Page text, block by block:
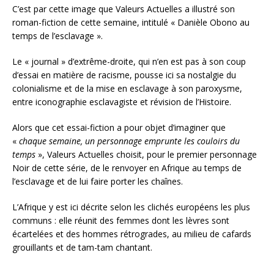
C’est par cette image que Valeurs Actuelles a illustré son
roman-fiction de cette semaine, intitulé « Danièle Obono au
temps de l’esclavage ».
Le « journal » d’extrême-droite, qui n’en est pas à son coup
d’essai en matière de racisme, pousse ici sa nostalgie du
colonialisme et de la mise en esclavage à son paroxysme,
entre iconographie esclavagiste et révision de l’Histoire.
Alors que cet essai-fiction a pour objet d’imaginer que
« chaque semaine, un personnage emprunte les couloirs du
temps », Valeurs Actuelles choisit, pour le premier personnage
Noir de cette série, de le renvoyer en Afrique au temps de
l’esclavage et de lui faire porter les chaînes.
L’Afrique y est ici décrite selon les clichés européens les plus
communs : elle réunit des femmes dont les lèvres sont
écartelées et des hommes rétrogrades, au milieu de cafards
grouillants et de tam-tam chantant.